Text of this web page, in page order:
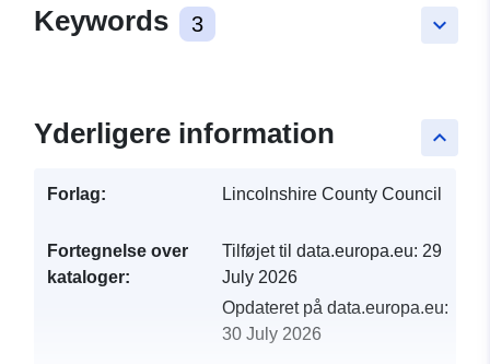
keyboard_arrow_down
Keywords 3
keyboard_arrow_up
Yderligere information
Forlag: Lincolnshire County Council
Fortegnelse over
kataloger:
Tilføjet til data.europa.eu: 29
July 2026
Opdateret på data.europa.eu:
30 July 2026